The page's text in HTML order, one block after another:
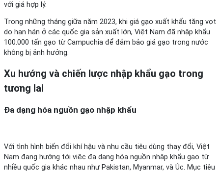
với giá hợp lý.
Trong những tháng giữa năm 2023, khi giá gạo xuất khẩu tăng vọt
do hạn hán ở các quốc gia sản xuất lớn, Việt Nam đã nhập khẩu
100.000 tấn gạo từ Campuchia để đảm bảo giá gạo trong nước
không bị ảnh hưởng.
Xu hướng và chiến lược nhập khẩu gạo trong
tương lai
Đa dạng hóa nguồn gạo nhập khẩu
Với tình hình biến đổi khí hậu và nhu cầu tiêu dùng thay đổi, Việt
Nam đang hướng tới việc đa dạng hóa nguồn nhập khẩu gạo từ
nhiều quốc gia khác nhau như Pakistan, Myanmar, và Úc. Mục tiêu